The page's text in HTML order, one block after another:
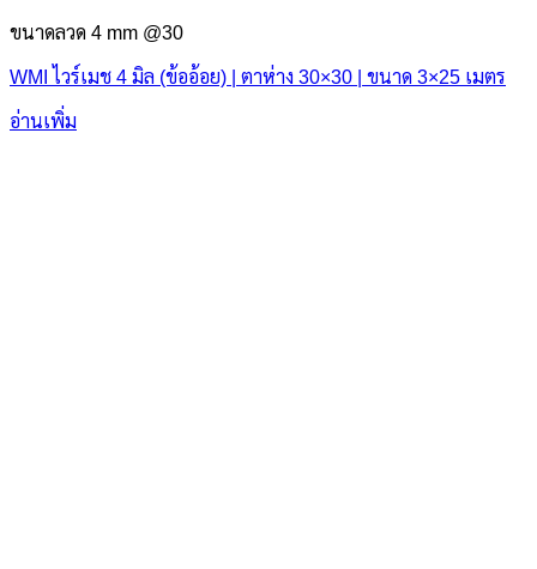
ขนาดลวด 4 mm @30
WMI ไวร์เมช 4 มิล (ข้ออ้อย) | ตาห่าง 30×30 | ขนาด 3×25 เมตร
อ่านเพิ่ม